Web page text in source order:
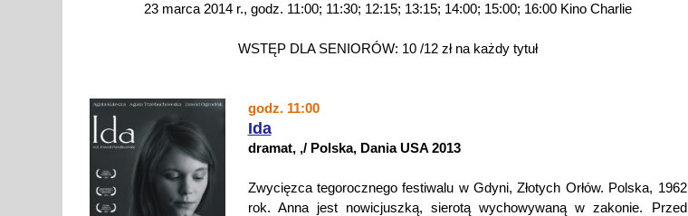
23 marca 2014 r., godz. 11:00; 11:30; 12:15; 13:15; 14:00; 15:00; 16:00 Kino Charlie
WSTĘP DLA SENIORÓW: 10 /12 zł na każdy tytuł
godz. 11:00
Ida
dramat, ,/ Polska, Dania USA 2013
Zwycięzca tegorocznego festiwalu w Gdyni, Złotych Orłów. Polska, 1962
rok. Anna jest nowicjuszką, sierotą wychowywaną w zakonie. Przed